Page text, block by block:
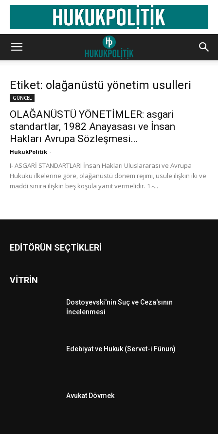
Etiket: olağanüstü yönetim usulleri
GÜNCEL
OLAĞANÜSTÜ YÖNETİMLER: asgari
standartlar, 1982 Anayasası ve İnsan
Hakları Avrupa Sözleşmesi...
HukukPolitik -
I- ASGARİ STANDARTLARI İnsan Hakları Uluslararası ve Avrupa
Hukuku ilkelerine göre, olağanüstü dönem rejimi, usule ilişkin iki ve
maddi sınıra ilişkin beş koşula yanıt vermelidir. 1.-...
EDİTÖRÜN SEÇTİKLERİ
VİTRİN
Dostoyevski'nin Suç ve Ceza'sının
İncelenmesi
Edebiyat ve Hukuk (Servet-i Fünun)
Avukat Dövmek